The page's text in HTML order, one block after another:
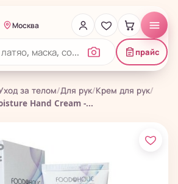
Москва
прайс
за телом/Для рук/Крем для рук/
Hand Cream -...